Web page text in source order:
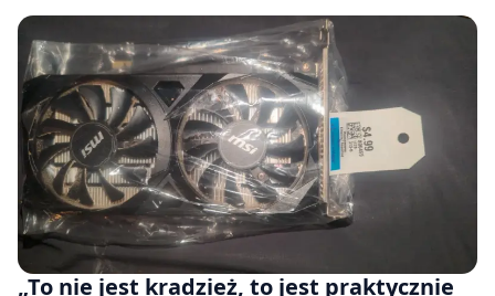
„To nie jest kradzież, to jest praktycznie